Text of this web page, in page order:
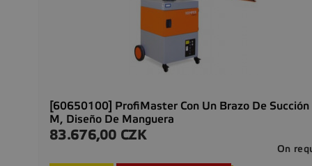
[60650100] ProfiMaster Con Un Brazo De Succión
M, Diseño De Manguera
Precio
83.676,00 CZK
On